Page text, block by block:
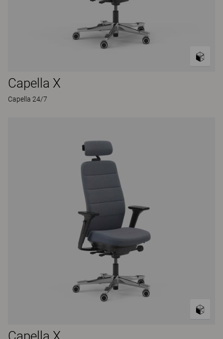
Capella X
Capella 24/7
Capella X